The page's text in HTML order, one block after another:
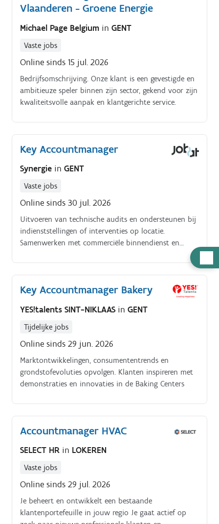
Vlaanderen - Groene Energie
Michael Page Belgium in GENT
Vaste jobs
Online sinds 15 jul. 2026
Bedrijfsomschrijving. Onze klant is een gevestigde en
ambitieuze speler binnen zijn sector, gekend voor zijn
kwaliteitsvolle aanpak en klantgerichte service.
Key Accountmanager
Synergie in GENT
Vaste jobs
Online sinds 30 jul. 2026
Uitvoeren van technische audits en ondersteunen bij
indienststellingen of interventies op locatie.
Samenwerken met commerciële binnendienst en
Key Accountmanager Bakery
YES!talents SINT-NIKLAAS in GENT
Tijdelijke jobs
Online sinds 29 jun. 2026
Marktontwikkelingen, consumententrends en
grondstofevoluties opvolgen. Klanten inspireren met
demonstraties en innovaties in de Baking Centers
Accountmanager HVAC
SELECT HR in LOKEREN
Vaste jobs
Online sinds 29 jul. 2026
Je beheert en ontwikkelt een bestaande
klantenportefeuille in jouw regio Je gaat actief op